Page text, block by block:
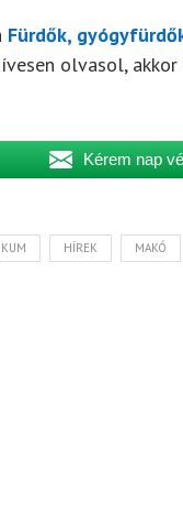
Fürdők,
olvasol,
Kérem nap
HÍREK MAKÓ